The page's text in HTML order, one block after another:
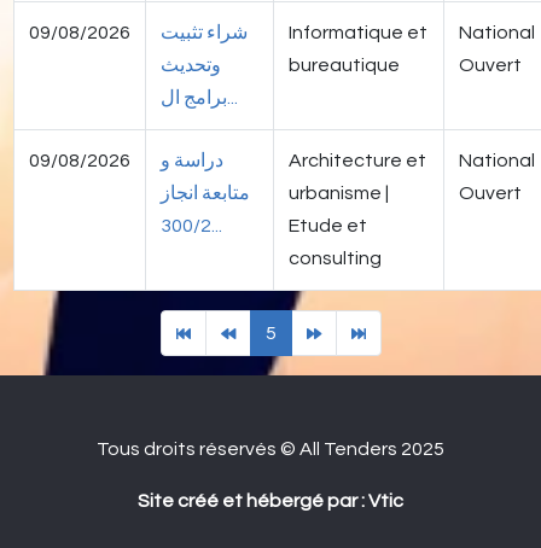
09/08/2026
شراء تثبيت
وتحديث
برامج ال...
Informatique et
bureautique
National
Ouvert
09/08/2026
دراسة و
متابعة انجاز
300/2...
Architecture et
urbanisme |
Etude et
consulting
National
Ouvert
5
Tous droits réservés © All Tenders 2025
Site créé et hébergé par : Vtic